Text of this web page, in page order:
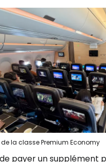
de la classe Premium Economy
payer un supplément